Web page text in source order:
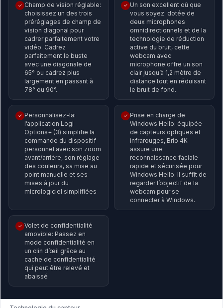
✓ Champ de vision réglable:
choisissez un des trois
préréglages de champ de
vision diagonal pour
cadrer parfaitement votre
vidéo. Cadrez
parfaitement le buste
avec une diagonale de
65° ou cadrez plus
largement en passant à
78° ou 90°.
✓ Un son excellent où que
vous soyez: dotée de
deux microphones
omnidirectionnels et de la
technologie de réduction
active du bruit, cette
webcam avec
microphone offre un son
clair jusqu’à 1,2 mètre de
distance tout en réduisant
le bruit de fond.
✓ Personnalisez-la:
l’application Logi
Options+ (3) simplifie la
commande du dispositif
personnel avec son zoom
avant/arrière, son réglage
des couleurs, sa mise au
point manuelle et ses
mises à jour du
micrologiciel simplifiées
✓ Prise en charge de
Windows Hello: équipée
de capteurs optiques et
infrarouges, Brio 4K
assure une
reconnaissance faciale
rapide et sécurisée pour
Windows Hello. Il suffit de
regarder l’objectif de la
webcam pour se
connecter à Windows.
✓ Volet de confidentialité
amovible: Passez en
mode confidentialité en
un clin d’œil grâce au
cache de confidentialité
qui peut être relevé et
abaissé